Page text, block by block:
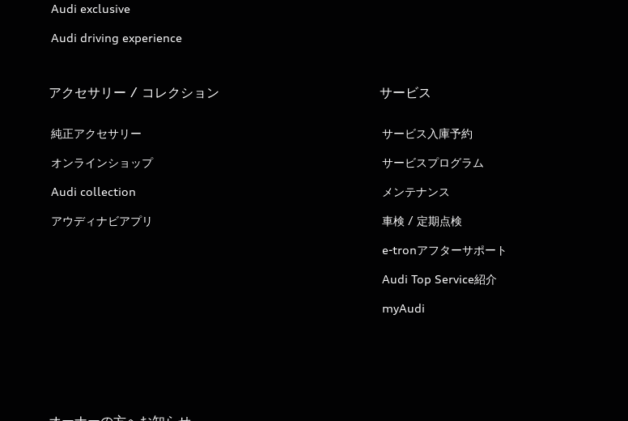
Audi exclusive
Audi driving experience
アクセサリー / コレクション
純正アクセサリー
オンラインショップ
Audi collection
アウディナビアプリ
サービス
サービス入庫予約
サービスプログラム
メンテナンス
車検 / 定期点検
e-tronアフターサポート
Audi Top Service紹介
myAudi